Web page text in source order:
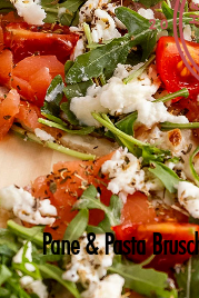
Pane & Pasta